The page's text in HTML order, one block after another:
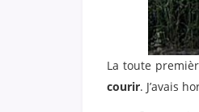
La toute
courir. J’avais